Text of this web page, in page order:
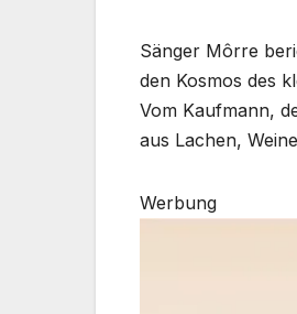
Sänger Môrre
den Kosmos des
Vom Kaufmann,
aus Lachen,
Werbung